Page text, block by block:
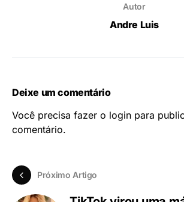
Autor
Andre Luis
Deixe um comentário
Você precisa fazer o login para
comentário.
Próximo Artigo